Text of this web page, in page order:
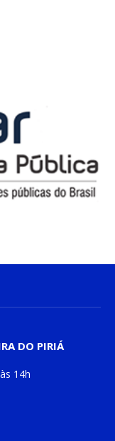
DO PIRIÁ
14h